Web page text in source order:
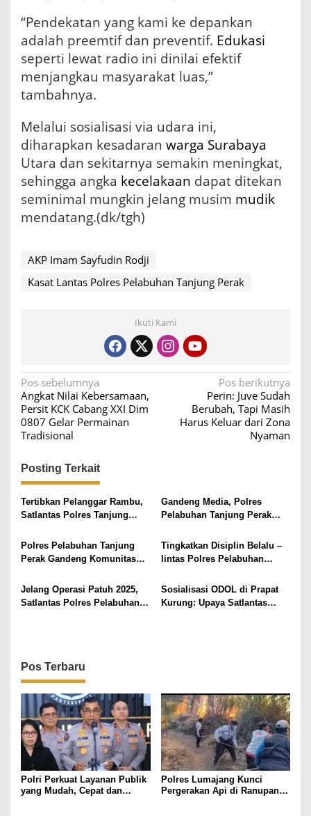
“Pendekatan yang kami ke depankan
adalah preemtif dan preventif. Edukasi
seperti lewat radio ini dinilai efektif
menjangkau masyarakat luas,”
tambahnya.
Melalui sosialisasi via udara ini,
diharapkan kesadaran warga Surabaya
Utara dan sekitarnya semakin meningkat,
sehingga angka kecelakaan dapat ditekan
seminimal mungkin jelang musim mudik
mendatang.(dk/tgh)
AKP Imam Sayfudin Rodji
Kasat Lantas Polres Pelabuhan Tanjung Perak
Ikuti Kami
N
a
v
i
g
a
s
i
o
Pos sebelumnya
Angkat Nilai Kebersamaan,
Persit KCK Cabang XXI Dim
0807 Gelar Permainan
Tradisional
Pos berikutnya
Perin: Juve Sudah
Berubah, Tapi Masih
Harus Keluar dari Zona
Nyaman
Posting Terkait
Tertibkan Pelanggar Rambu,
Satlantas Polres Tanjung
di Akses Vital Surabaya–
Madura
Gandeng Media, Polres
Pelabuhan Tanjung Perak
Keselamatan
Polres Pelabuhan Tanjung
Perak Gandeng Komunitas
Zebra Semeru 2025 di Stasiun
Semut
Tingkatkan Disiplin Belalu –
lintas Polres Pelabuhan
Ops Zebra Semeru 2025,
Sasar Pengemudi Ojol dan
Jelang Operasi Patuh 2025,
Satlantas Polres Pelabuhan
Sosialisasi ODOL di Prapat
Kurung: Upaya Satlantas
Pos Terbaru
Polri Perkuat Layanan Publik
yang Mudah, Cepat dan
Polres Lumajang Kunci
Pergerakan Api di Ranupani